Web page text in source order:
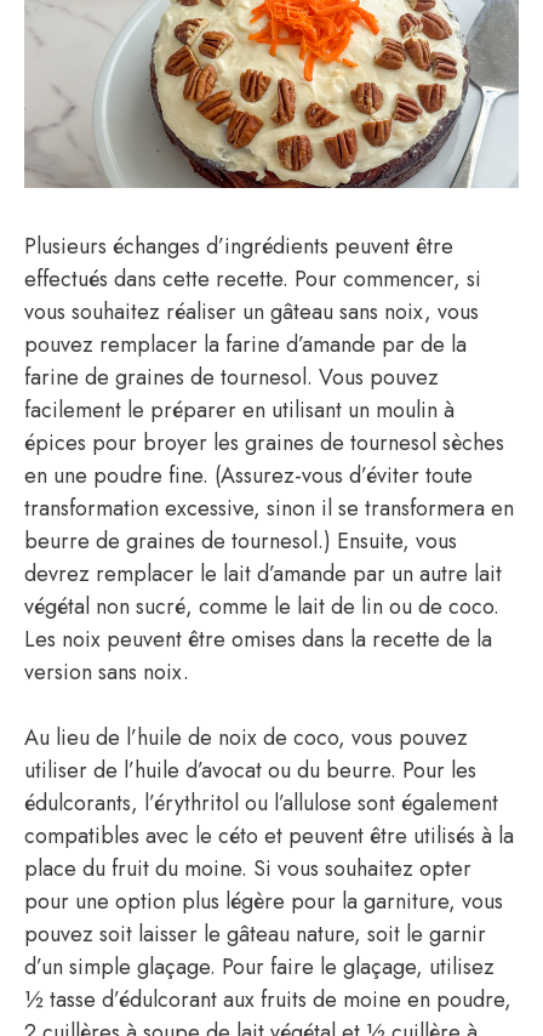
Plusieurs échanges d’ingrédients peuvent être
effectués dans cette recette. Pour commencer, si
vous souhaitez réaliser un gâteau sans noix, vous
pouvez remplacer la farine d’amande par de la
farine de graines de tournesol. Vous pouvez
facilement le préparer en utilisant un moulin à
épices pour broyer les graines de tournesol sèches
en une poudre fine. (Assurez-vous d’éviter toute
transformation excessive, sinon il se transformera en
beurre de graines de tournesol.) Ensuite, vous
devrez remplacer le lait d’amande par un autre lait
végétal non sucré, comme le lait de lin ou de coco.
Les noix peuvent être omises dans la recette de la
version sans noix.
Au lieu de l’huile de noix de coco, vous pouvez
utiliser de l’huile d’avocat ou du beurre. Pour les
édulcorants, l’érythritol ou l’allulose sont également
compatibles avec le céto et peuvent être utilisés à la
place du fruit du moine. Si vous souhaitez opter
pour une option plus légère pour la garniture, vous
pouvez soit laisser le gâteau nature, soit le garnir
d’un simple glaçage. Pour faire le glaçage, utilisez
½ tasse d’édulcorant aux fruits de moine en poudre,